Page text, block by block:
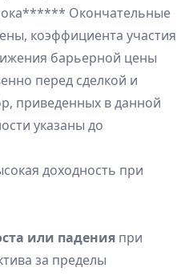
Окончательные
коэффициента участия
барьерной цены
перед сделкой и
приведенных в данной
указаны до
доходность при
или падения при
за пределы